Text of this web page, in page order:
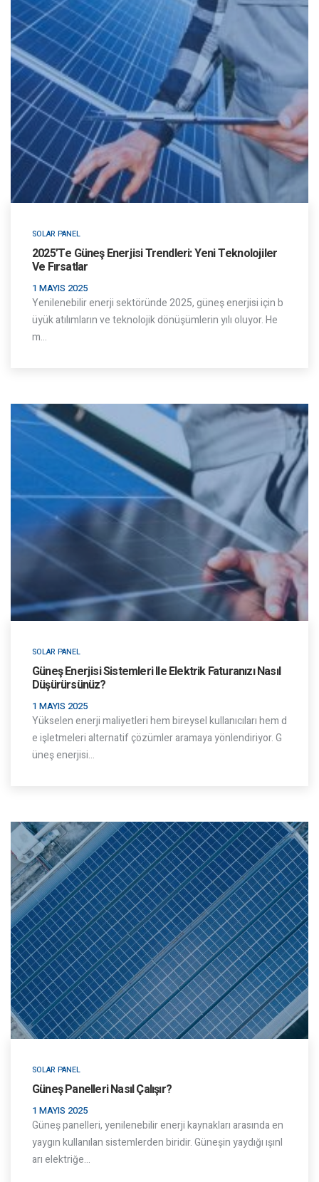
SOLAR PANEL
2025’te Güneş Enerjisi Trendleri: Yeni Teknolojiler
Ve Fırsatlar
1 MAYIS 2025
Yenilenebilir enerji sektöründe 2025, güneş enerjisi için b
üyük atılımların ve teknolojik dönüşümlerin yılı oluyor. He
m…
SOLAR PANEL
Güneş Enerjisi Sistemleri Ile Elektrik Faturanızı Nasıl
Düşürürsünüz?
1 MAYIS 2025
Yükselen enerji maliyetleri hem bireysel kullanıcıları hem d
e işletmeleri alternatif çözümler aramaya yönlendiriyor. G
üneş enerjisi…
SOLAR PANEL
Güneş Panelleri Nasıl Çalışır?
1 MAYIS 2025
Güneş panelleri, yenilenebilir enerji kaynakları arasında en
yaygın kullanılan sistemlerden biridir. Güneşin yaydığı ışınl
arı elektriğe…